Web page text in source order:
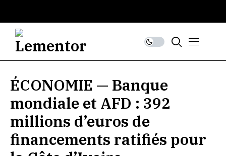
ÉCONOMIE — Banque
mondiale et AFD : 392
millions d’euros de
financements ratifiés pour